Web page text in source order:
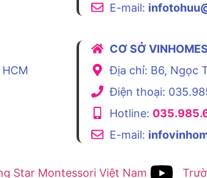
E-mail:
CƠ SỞ
Địa chỉ: B6, Ngọc
Điện thoại:
Hotline:
E-mail:
Star Montessori Việt Nam